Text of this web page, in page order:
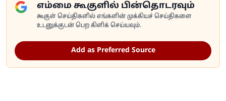
எம்மை கூகுளில் பின்தொடரவும்
கூகுள் செய்திகளில் எங்களின் முக்கியச் செய்திகளை
உடனுக்குடன் பெற கிளிக் செய்யவும்.
Add as Preferred Source